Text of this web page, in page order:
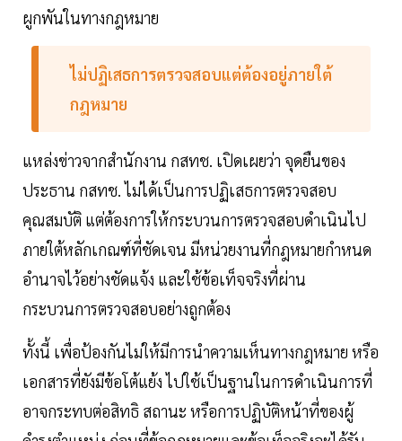
ผูกพันในทางกฎหมาย
ไม่ปฏิเสธการตรวจสอบแต่ต้องอยู่ภายใต้
กฎหมาย
แหล่งข่าวจากสำนักงาน กสทช. เปิดเผยว่า จุดยืนของ
ประธาน กสทช. ไม่ได้เป็นการปฏิเสธการตรวจสอบ
คุณสมบัติ แต่ต้องการให้กระบวนการตรวจสอบดำเนินไป
ภายใต้หลักเกณฑ์ที่ชัดเจน มีหน่วยงานที่กฎหมายกำหนด
อำนาจไว้อย่างชัดแจ้ง และใช้ข้อเท็จจริงที่ผ่าน
กระบวนการตรวจสอบอย่างถูกต้อง
ทั้งนี้ เพื่อป้องกันไม่ให้มีการนำความเห็นทางกฎหมาย หรือ
เอกสารที่ยังมีข้อโต้แย้ง ไปใช้เป็นฐานในการดำเนินการที่
อาจกระทบต่อสิทธิ สถานะ หรือการปฏิบัติหน้าที่ของผู้